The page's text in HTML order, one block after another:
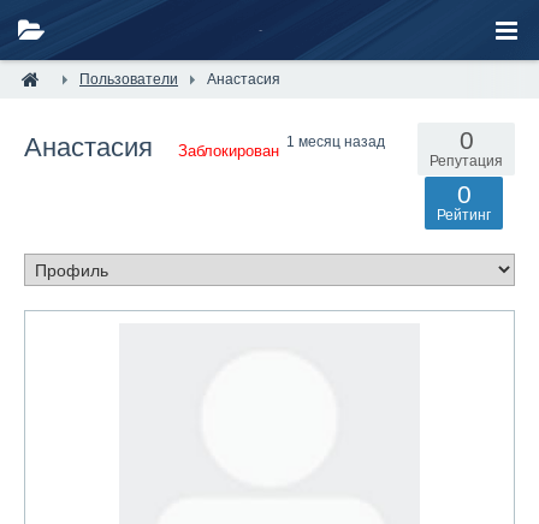
Пользователи Анастасия
Анастасия Заблокирован
1 месяц назад 0
Репутация
0
Рейтинг